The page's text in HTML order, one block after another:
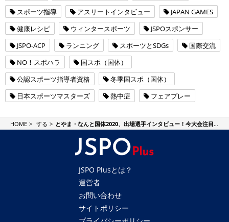
スポーツ指導
アスリートインタビュー
JAPAN GAMES
健康レシピ
ウィンタースポーツ
JSPOスポンサー
JSPO-ACP
ランニング スポーツとSDGs
国際交流
NO！スポハラ
国スポ（国体）
公認スポーツ指導者資格
冬季国スポ（国体）
日本スポーツマスターズ
熱中症 フェアプレー
HOMEJSPO Plus
する とやま・なんと国体2020、出場選手インタビュー！今大会注目のスキー選手を紹介します。②
JSPO Plusとは？
運営者
お問い合わせ
サイトポリシー